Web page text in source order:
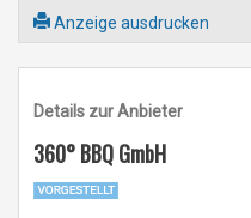
Anzeige ausdrucken
Details zur Anbieter
360° BBQ GmbH